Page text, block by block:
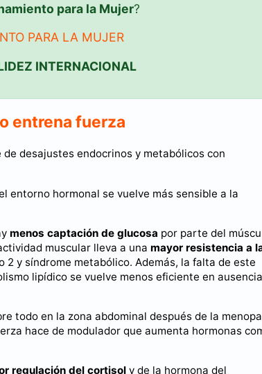
para la Mujer?
PARA LA MUJER
INTERNACIONAL
entrena fuerza
desajustes endocrinos y metabólicos con
entorno hormonal se vuelve más sensible a la
menos captación de glucosa por parte del
muscular lleva a una mayor resistencia a
2 y síndrome metabólico. Además, la falta de este
lipídico se vuelve menos eficiente en
todo en la zona abdominal después de la
hace de modulador que aumenta hormonas
regulación del cortisol y de la hormona del